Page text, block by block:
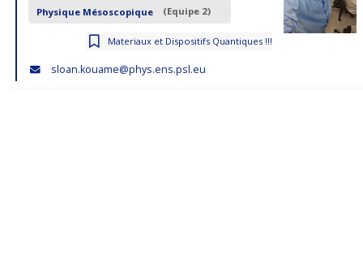
Physique Mésoscopique
(Equipe 2)
Materiaux et Dispositifs Quantiques !!!
sloan.kouame@phys.ens.psl.eu